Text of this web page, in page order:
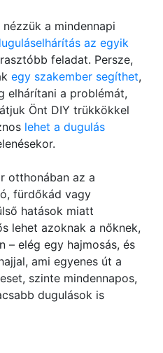
a mindennapi
az egyik
feladat. Persze,
egy szakember segíthet,
elhárítani a problémát,
Önt DIY trükkökkel
lehet a dugulás
otthonában az a
fürdőkád vagy
hatások miatt
lehet azoknak a nőknek,
– elég egy hajmosás, és
ami egyenes út a
szinte mindennapos,
dugulások is